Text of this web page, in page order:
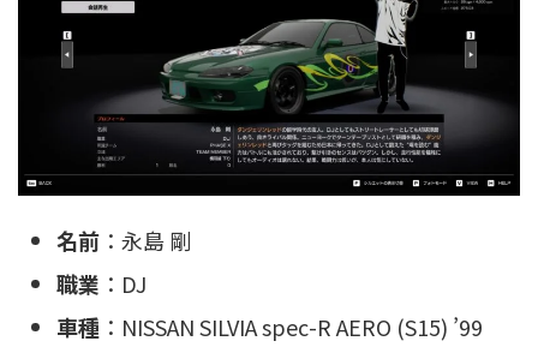
名前 ：永島 剛
職業 ：DJ
車種 ：NISSAN SILVIA spec-R AERO (S15) ’99